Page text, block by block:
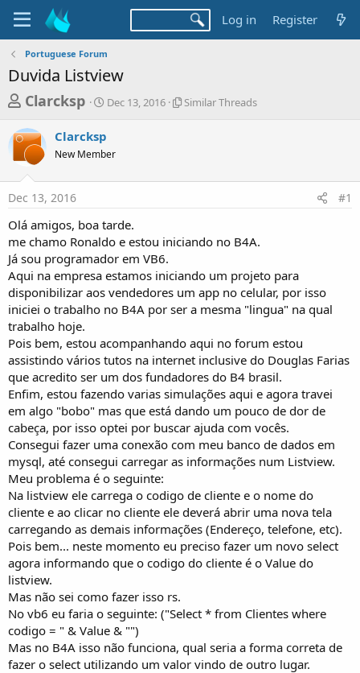
Log in Register
Portuguese Forum
Duvida Listview
T
r
e
a
d
s
t
a
r
t
e
r
Clarcksp
S
t
a
Dec 13, 2016
S
r
e
d
Similar Threads
Clarcksp
New Member
Dec 13, 2016 #1
Olá amigos, boa tarde.
me chamo Ronaldo e estou iniciando no B4A.
Já sou programador em VB6.
Aqui na empresa estamos iniciando um projeto para
disponibilizar aos vendedores um app no celular, por isso
iniciei o trabalho no B4A por ser a mesma "lingua" na qual
trabalho hoje.
Pois bem, estou acompanhando aqui no forum estou
assistindo vários tutos na internet inclusive do Douglas Farias
que acredito ser um dos fundadores do B4 brasil.
Enfim, estou fazendo varias simulações aqui e agora travei
em algo "bobo" mas que está dando um pouco de dor de
cabeça, por isso optei por buscar ajuda com vocês.
Consegui fazer uma conexão com meu banco de dados em
mysql, até consegui carregar as informações num Listview.
Meu problema é o seguinte:
Na listview ele carrega o codigo de cliente e o nome do
cliente e ao clicar no cliente ele deverá abrir uma nova tela
carregando as demais informações (Endereço, telefone, etc).
Pois bem... neste momento eu preciso fazer um novo select
agora informando que o codigo do cliente é o Value do
listview.
Mas não sei como fazer isso rs.
No vb6 eu faria o seguinte: ("Select * from Clientes where
codigo = " & Value & "")
Mas no B4A isso não funciona, qual seria a forma correta de
fazer o select utilizando um valor vindo de outro lugar.